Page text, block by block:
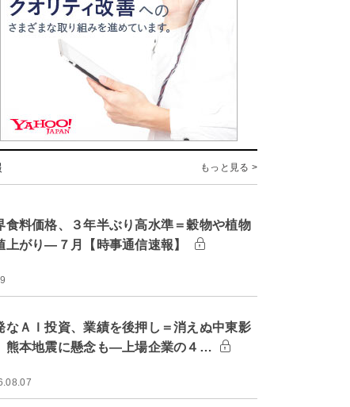
もっと見る >
食料価格、３年半ぶり高水準＝穀物や植物
上がり―７月【時事通信速報】
なＡＩ投資、業績を後押し＝消えぬ中東影
熊本地震に懸念も―上場企業の４…